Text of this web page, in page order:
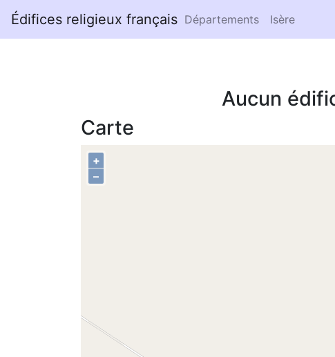
Édifices religieux français Départements Isère
Aucun
Carte
+
–